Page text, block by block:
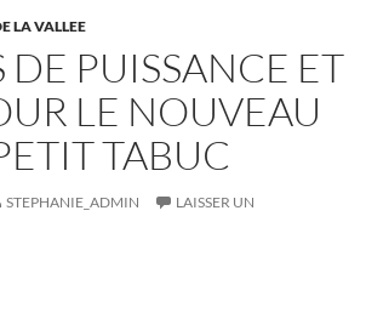
LA VALLEE
DE PUISSANCE ET
LE NOUVEAU
TABUC
STEPHANIE_ADMIN
LAISSER UN